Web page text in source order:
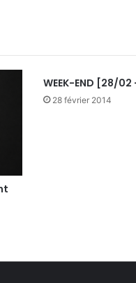
WEEK-END [28/
28 février 2014